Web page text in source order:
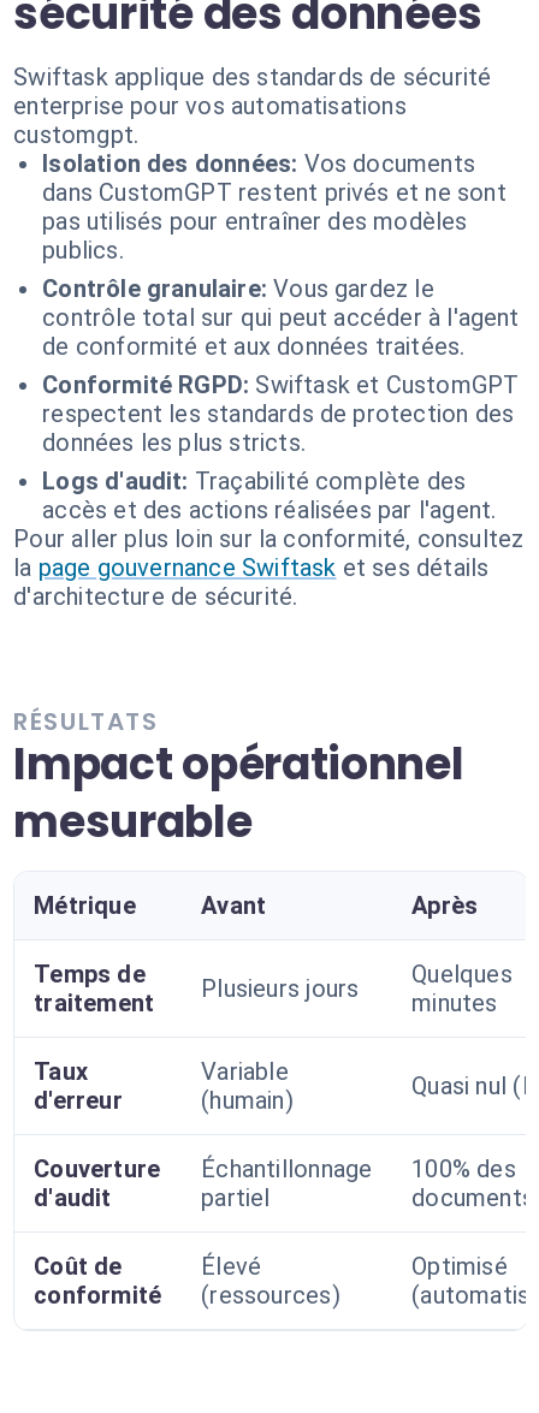
sécurité des données
Swiftask applique des standards de sécurité
enterprise pour vos automatisations
customgpt.
Isolation des données: Vos documents
dans CustomGPT restent privés et ne sont
pas utilisés pour entraîner des modèles
publics.
Contrôle granulaire: Vous gardez le
contrôle total sur qui peut accéder à l'agent
de conformité et aux données traitées.
Conformité RGPD: Swiftask et CustomGPT
respectent les standards de protection des
données les plus stricts.
Logs d'audit: Traçabilité complète des
accès et des actions réalisées par l'agent.
Pour aller plus loin sur la conformité, consultez
la page gouvernance Swiftask et ses détails
d'architecture de sécurité.
RÉSULTATS
Impact opérationnel
mesurable
Métrique Avant Après
Temps de
traitement
Plusieurs jours
Quelques
minutes
Taux
d'erreur
Variable
(humain)
Quasi nul
Couverture
d'audit
Échantillonnage
partiel
100% des
documents
Coût de
conformité
Élevé
(ressources)
Optimisé